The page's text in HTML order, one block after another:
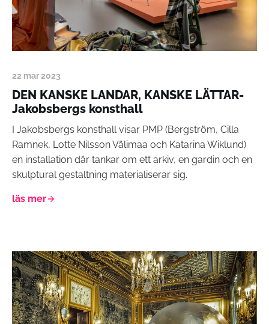
22 mar 2023
DEN KANSKE LANDAR, KANSKE LÄTTAR-
Jakobsbergs konsthall
I Jakobsbergs konsthall visar PMP (Bergström, Cilla
Ramnek, Lotte Nilsson Välimaa och Katarina Wiklund)
en installation där tankar om ett arkiv, en gardin och en
skulptural gestaltning materialiserar sig.
läs mer